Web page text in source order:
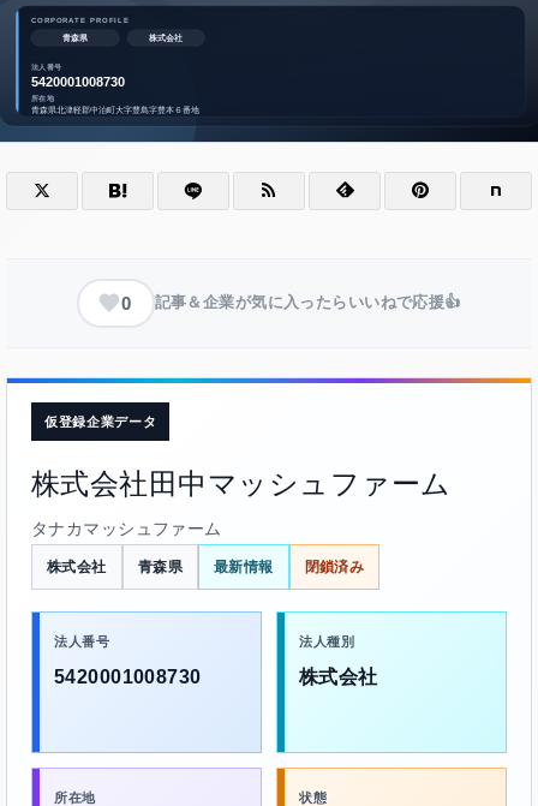
0 記事＆企業が気に入ったらいいねで応援👍
仮登録企業データ
株式会社田中マッシュファーム
タナカマッシュファーム
株式会社 青森県 最新情報 閉鎖済み
法人番号
5420001008730
法人種別
株式会社
所在地 状態